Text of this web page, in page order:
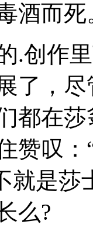
酒而死
.创作
了，
都在
赞叹
就是莎
么?